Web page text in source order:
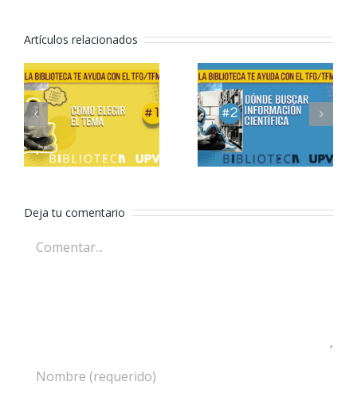
Artículos relacionados
Formación
TFG/TFM –
1. Cómo
elegir el
tema
TFG/TFM –
2. Dónde
buscar
información
Deja tu comentario
Comentar